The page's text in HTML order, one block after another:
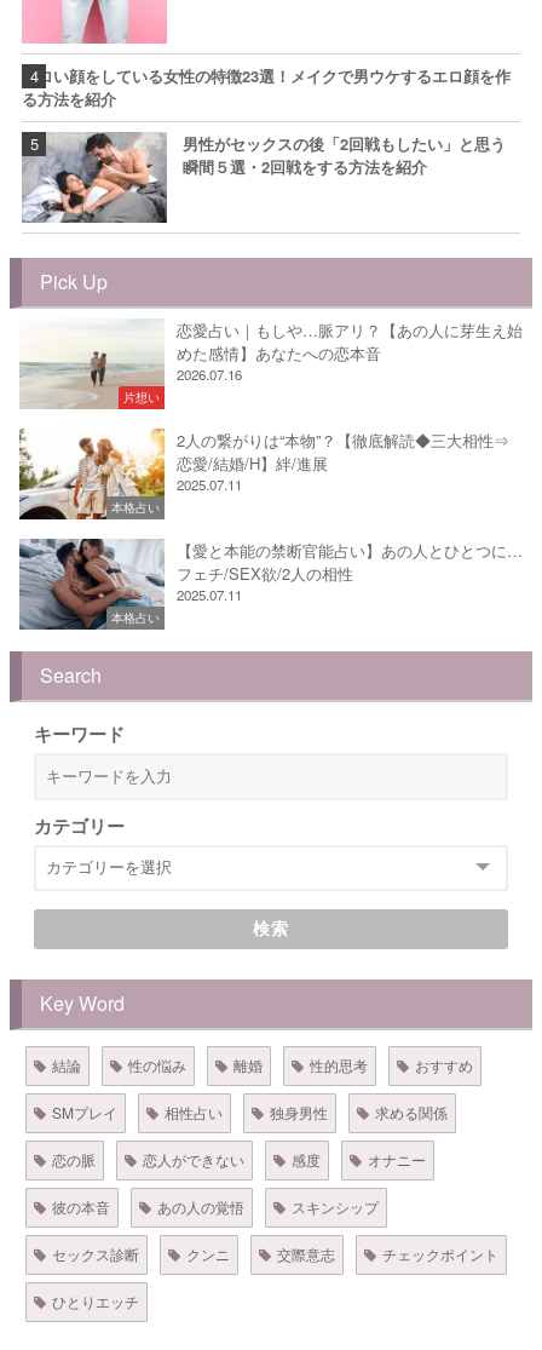
エロい顔をしている女性の特徴23選！メイクで男ウケするエロ顔を作
る方法を紹介
男性がセックスの後「2回戦もしたい」と思う
瞬間５選・2回戦をする方法を紹介
Pick Up
片想い
恋愛占い｜もしや…脈アリ？【あの人に芽生え始
めた感情】あなたへの恋本音
2026.07.16
本格占い
2人の繋がりは“本物”？【徹底解読◆三大相性⇒
恋愛/結婚/H】絆/進展
2025.07.11
本格占い
【愛と本能の禁断官能占い】あの人とひとつに…
フェチ/SEX欲/2人の相性
2025.07.11
Search
キーワード
カテゴリー
検索
Key Word
結論 性の悩み 離婚 性的思考 おすすめ
SMプレイ 相性占い 独身男性 求める関係
恋の脈 恋人ができない 感度 オナニー
彼の本音 あの人の覚悟 スキンシップ
セックス診断 クンニ 交際意志 チェックポイント
ひとりエッチ